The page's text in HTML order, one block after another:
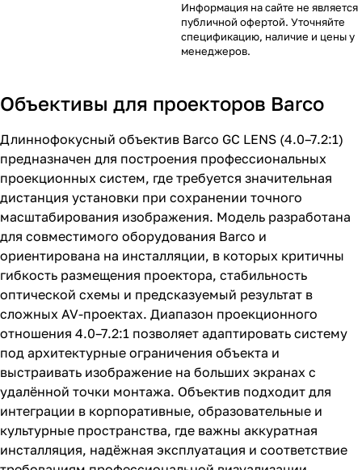
Информация на сайте не является
публичной офертой. Уточняйте
спецификацию, наличие и цены у
менеджеров.
Объективы для проекторов Barco
Длиннофокусный объектив Barco GC LENS (4.0–7.2:1)
предназначен для построения профессиональных
проекционных систем, где требуется значительная
дистанция установки при сохранении точного
масштабирования изображения. Модель разработана
для совместимого оборудования Barco и
ориентирована на инсталляции, в которых критичны
гибкость размещения проектора, стабильность
оптической схемы и предсказуемый результат в
сложных AV-проектах. Диапазон проекционного
отношения 4.0–7.2:1 позволяет адаптировать систему
под архитектурные ограничения объекта и
выстраивать изображение на больших экранах с
удалённой точки монтажа. Объектив подходит для
интеграции в корпоративные, образовательные и
культурные пространства, где важны аккуратная
инсталляция, надёжная эксплуатация и соответствие